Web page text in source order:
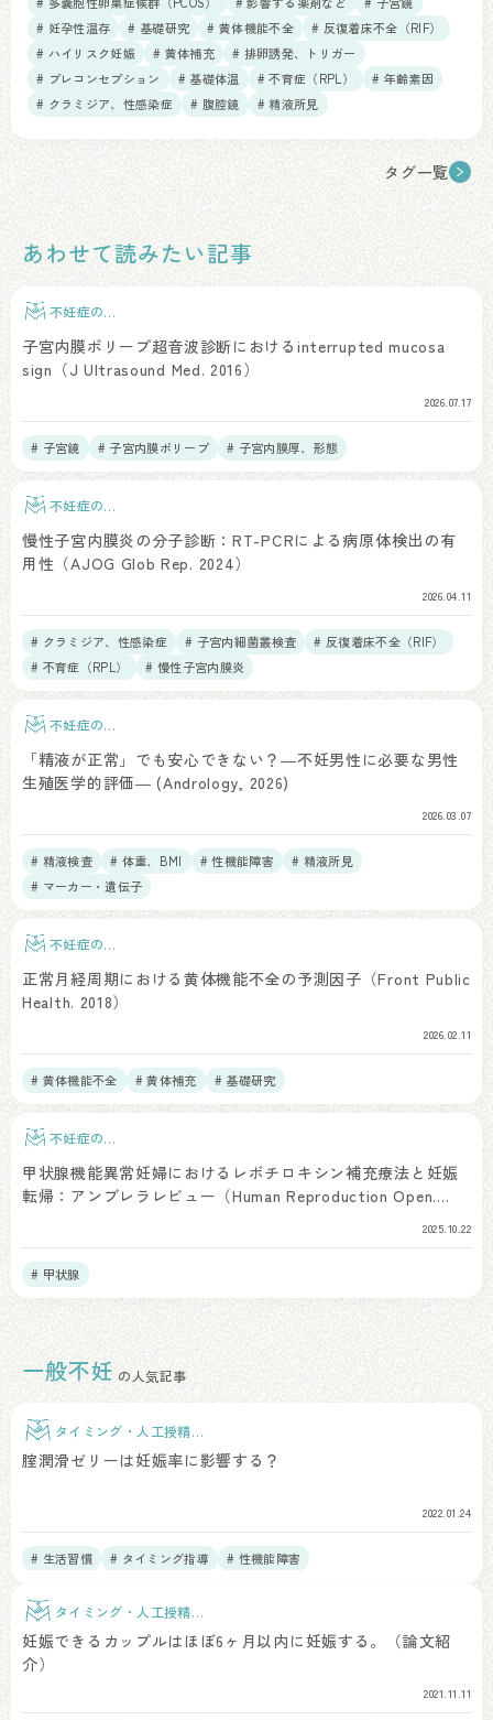
# 妊孕性温存
# 基礎研究 # 黄体機能不全
# 反復着床不全（RIF）
# ハイリスク妊娠
# 黄体補充
# 排卵誘発、トリガー
# プレコンセプション
# 基礎体温 # 不育症（RPL）
# 年齢素因
# クラミジア、性感染症
# 腹腔鏡 # 精液所見
タグ一覧
あわせて読みたい記事
不妊症の検
子宮内膜ポリープ超音波診断におけるinterrupted mucosa
sign（J Ultrasound Med. 2016）
2026.07.17
# 子宮鏡 # 子宮内膜ポリープ # 子宮内膜厚、形態
不妊症の検
慢性子宮内膜炎の分子診断：RT-PCRによる病原体検出の有
用性（AJOG Glob Rep. 2024）
2026.04.11
# クラミジア、性感染症 # 子宮内細菌叢検査
# 反復着床不全（RIF）
# 不育症（RPL）
# 慢性子宮内膜炎
不妊症の検
「精液が正常」でも安心できない？―不妊男性に必要な男性
生殖医学的評価― (Andrology, 2026)
2026.03.07
# 精液検査 # 体重、BMI # 性機能障害
# 精液所見
# マーカー・遺伝子
不妊症の検
正常月経周期における黄体機能不全の予測因子（Front Public
Health. 2018）
2026.02.11
# 黄体機能不全 # 黄体補充 # 基礎研究
不妊症の検
甲状腺機能異常妊婦におけるレボチロキシン補充療法と妊娠
転帰：アンブレラレビュー（Human Reproduction Open.
2025.10.22
# 甲状腺
一般不妊 の人気記事
タイミング・人工授精治
腟潤滑ゼリーは妊娠率に影響する？
2022.01.24
# 生活習慣 # タイミング指導 # 性機能障害
タイミング・人工授精治
妊娠できるカップルはほぼ6ヶ月以内に妊娠する。（論文紹
介）
2021.11.11